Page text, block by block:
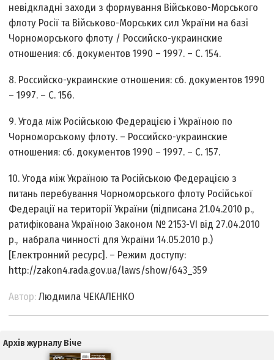
невідкладні заходи з формування Військово-Морського
флоту Росії та Військово-Морських сил України на базі
Чорноморського флоту / Российско-украинские
отношения: сб. документов 1990 – 1997. – C. 154.
8. Российско-украинские отношения: сб. документов 1990
– 1997. – C. 156.
9. Угода між Російською Федерацією і Україною по
Чорноморському флоту. – Российско-украинские
отношения: сб. документов 1990 – 1997. – С. 157.
10. Угода між Україною та Російською Федерацією з
питань перебування Чорноморського флоту Російської
Федерації на території України (підписана 21.04.2010 р.,
ратифікована Україною Законом № 2153-VI від 27.04.2010
р., набрала чинності для України 14.05.2010 р.)
[Електронний ресурс]. – Режим доступу:
http://zakon4.rada.gov.ua/laws/show/643_359
Автор:Людмила ЧЕКАЛЕНКО
Архів журналу Віче